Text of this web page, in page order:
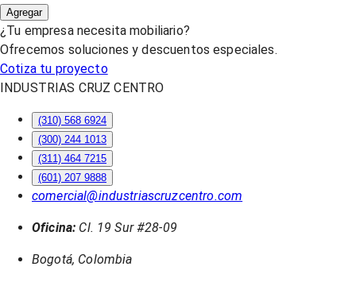
Agregar
¿Tu empresa necesita mobiliario?
Ofrecemos soluciones y descuentos especiales.
Cotiza tu proyecto
INDUSTRIAS CRUZ CENTRO
(310) 568 6924
(300) 244 1013
(311) 464 7215
(601) 207 9888
comercial@industriascruzcentro.com
Oficina: Cl. 19 Sur #28-09
Bogotá, Colombia